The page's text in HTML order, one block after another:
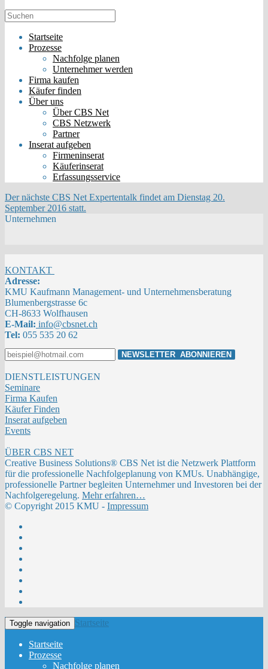
Startseite
Prozesse
Nachfolge planen
Unternehmer werden
Firma kaufen
Käufer finden
Über uns
Über CBS Net
CBS Netzwerk
Partner
Inserat aufgeben
Firmeninserat
Käuferinserat
Erfassungsservice
Der nächste CBS Net Expertentalk findet am Dienstag 20.
September 2016 statt.
Unternehmen
KONTAKT
Adresse:
KMU Kaufmann Management- und Unternehmensberatung
Blumenbergstrasse 6c
CH-8633 Wolfhausen
E-Mail: info@cbsnet.ch
Tel: 055 535 20 62
DIENSTLEISTUNGEN
Seminare
Firma Kaufen
Käufer Finden
Inserat aufgeben
Events
ÜBER CBS NET
Creative Business Solutions® CBS Net ist die Netzwerk Plattform
für die professionelle Nachfolgeplanung von KMUs. Unabhängige,
professionelle Partner begleiten Unternehmer und Investoren bei der
Nachfolgeregelung. Mehr erfahren…
© Copyright 2015 KMU - Impressum
Toggle navigation Startseite
Startseite
Prozesse
Nachfolge planen